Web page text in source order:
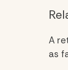
A
as